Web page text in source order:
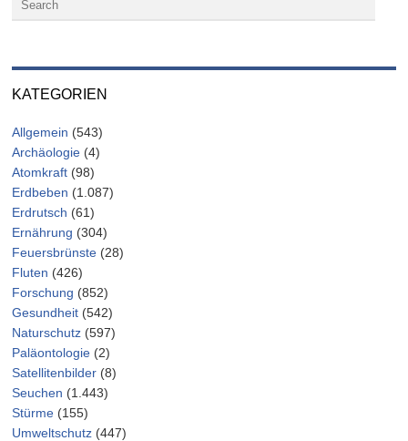
KATEGORIEN
Allgemein (543)
Archäologie (4)
Atomkraft (98)
Erdbeben (1.087)
Erdrutsch (61)
Ernährung (304)
Feuersbrünste (28)
Fluten (426)
Forschung (852)
Gesundheit (542)
Naturschutz (597)
Paläontologie (2)
Satellitenbilder (8)
Seuchen (1.443)
Stürme (155)
Umweltschutz (447)